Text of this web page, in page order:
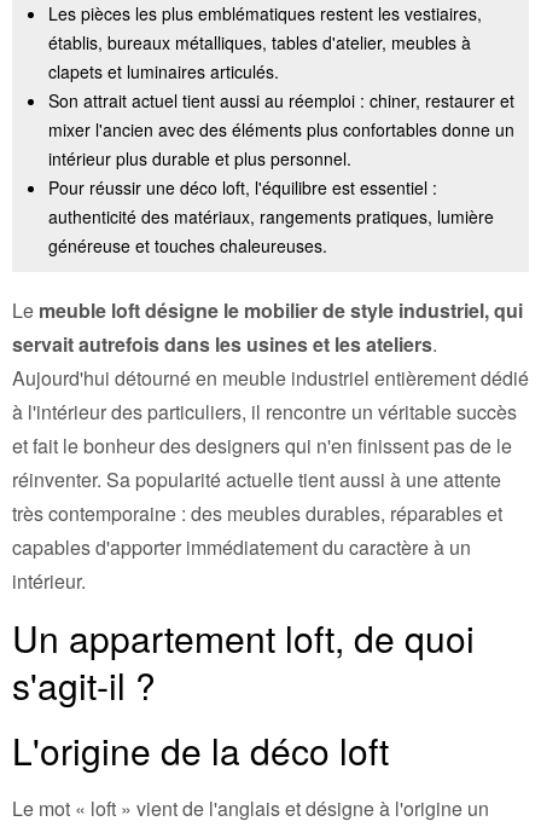
Les pièces les plus emblématiques restent les vestiaires,
établis, bureaux métalliques, tables d'atelier, meubles à
clapets et luminaires articulés.
Son attrait actuel tient aussi au réemploi : chiner, restaurer et
mixer l'ancien avec des éléments plus confortables donne un
intérieur plus durable et plus personnel.
Pour réussir une déco loft, l'équilibre est essentiel :
authenticité des matériaux, rangements pratiques, lumière
généreuse et touches chaleureuses.
Le meuble loft désigne le mobilier de style industriel, qui
servait autrefois dans les usines et les ateliers.
Aujourd'hui détourné en meuble industriel entièrement dédié
à l'intérieur des particuliers, il rencontre un véritable succès
et fait le bonheur des designers qui n'en finissent pas de le
réinventer. Sa popularité actuelle tient aussi à une attente
très contemporaine : des meubles durables, réparables et
capables d'apporter immédiatement du caractère à un
intérieur.
Un appartement loft, de quoi
s'agit-il ?
L'origine de la déco loft
Le mot « loft » vient de l'anglais et désigne à l'origine un